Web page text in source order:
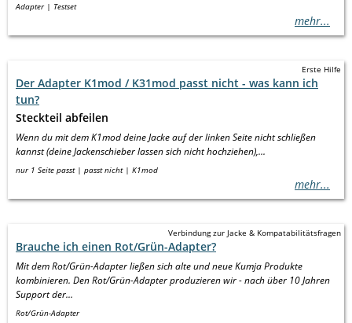
Adapter Testset
mehr...
Erste Hilfe
Der Adapter K1mod / K31mod passt nicht - was kann ich
tun?
Steckteil abfeilen
Wenn du mit dem K1mod deine Jacke auf der linken Seite nicht schließen
kannst (deine Jackenschieber lassen sich nicht hochziehen),...
nur 1 Seite passt passt nicht K1mod
mehr...
Verbindung zur Jacke & Kompatabilitätsfragen
Brauche ich einen Rot/Grün-Adapter?
Mit dem Rot/Grün-Adapter ließen sich alte und neue Kumja Produkte
kombinieren. Den Rot/Grün-Adapter produzieren wir - nach über 10 Jahren
Support der...
Rot/Grün-Adapter